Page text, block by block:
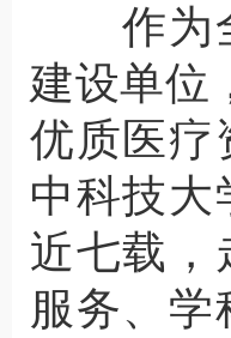
作为全
建设单位
优质医疗
中科技大
近七载，
服务、